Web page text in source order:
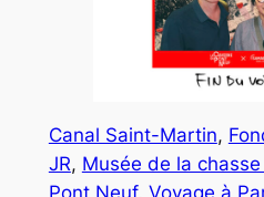
Canal Saint-Martin,
JR, Musée de la
Pont Neuf, Voyage à